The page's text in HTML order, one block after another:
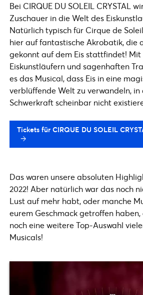
Bei CIRQUE DU SOLEIL CRYSTAL
Zuschauer in die Welt des
Natürlich typisch für Cirque de
hier auf fantastische Akrobatik, die
gekonnt auf dem Eis stattfindet! Mit
Eiskunstläufern und sagenhaften
es das Musical, dass Eis in eine
verblüffende Welt zu verwandeln,
Schwerkraft scheinbar nicht
Tickets für CIRQUE DU SOLEIL
Das waren unsere absoluten
2022! Aber natürlich war das noch
Lust auf mehr habt, oder manche
eurem Geschmack getroffen
noch eine weitere Top-Auswahl
Musicals!